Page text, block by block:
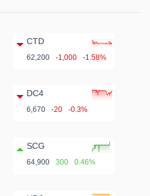
CTD
62,200 -1,000 -1.58%
DC4
6,670 -20 -0.3%
SCG
64,900 300 0.46%